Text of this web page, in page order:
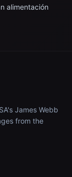
alimentación
James Webb
from the